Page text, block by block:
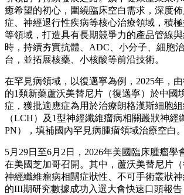
癒希望的初心，圍繞臨床空白需求，深度
症、神經退行性疾病等核心治療領域，積
等領域，打造具有長期競爭力的產品管線
時，持續夯實抗體、ADC、小分子、細胞
台，並拓展核藥、小核酸等前沿技術。
在罕見病領域，以復邁寧為例，2025年，
的1類新藥蘆沃美替尼片（復邁寧）於中國
症，獲批適應症為用於治療朗格漢斯細胞
（LCH）及1型神經纖維瘤病相關叢狀神經
PN），填補國內罕見病腫瘤領域治療空白。
5月29日至6月2日，2026年美國臨床腫瘤學
在美國芝加哥召開。其中，蘆沃美替尼片
神經纖維瘤病相關症狀性、不可手術叢狀
的III期研究數據成功入選大會快速口頭報告